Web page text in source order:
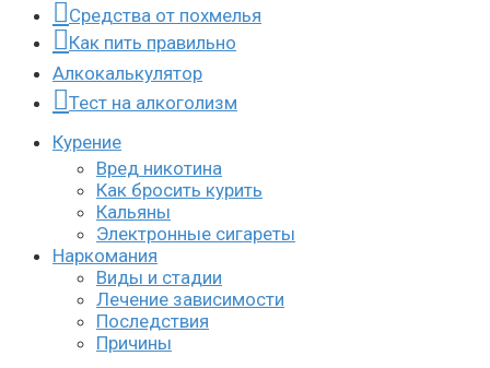
Средства от похмелья
Как пить правильно
Алкокалькулятор
Тест на алкоголизм
Курение
Вред никотина
Как бросить курить
Кальяны
Электронные сигареты
Наркомания
Виды и стадии
Лечение зависимости
Последствия
Причины